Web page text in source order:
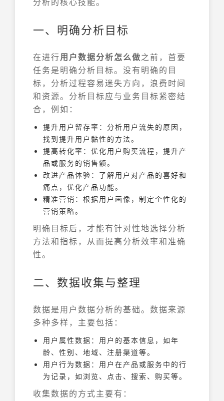
一、明确分析目标
在进行用户数据分析怎么做之前，首要
任务是明确分析目标。没有明确的目
标，分析过程容易迷失方向，浪费时间
和资源。分析目标应与业务目标紧密结
合，例如：
提升用户留存率：分析用户流失的原因，
找到提升用户黏性的方法。
提高转化率：优化用户购买流程，提升产
品或服务的销售额。
改进产品体验：了解用户对产品的喜好和
痛点，优化产品功能。
精准营销：根据用户画像，制定个性化的
营销策略。
明确目标后，才能有针对性地选择分析
方法和指标，从而提高分析效率和准确
性。
二、数据收集与整理
数据是用户数据分析的基础。数据来源
多种多样，主要包括：
用户属性数据：用户的基本信息，如年
龄、性别、地域、注册渠道等。
用户行为数据：用户在产品或服务中的行
为记录，如浏览、点击、搜索、购买等。
收集数据的方式主要有：